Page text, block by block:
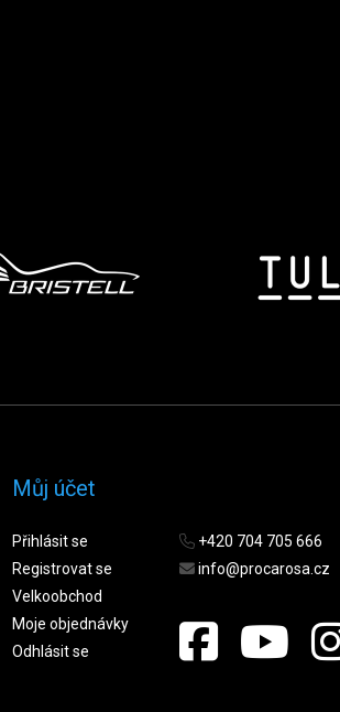
Můj účet
Přihlásit se
Registrovat se
Velkoobchod
Moje objednávky
Odhlásit se
+420 704 705 666
info@procarosa.cz